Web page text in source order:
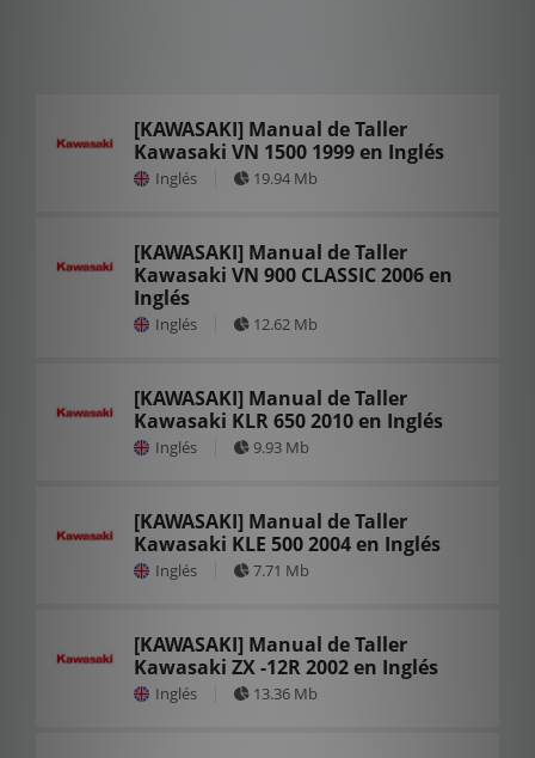
[KAWASAKI] Manual de Taller
Kawasaki VN 1500 1999 en Inglés
Inglés 19.94 Mb
[KAWASAKI] Manual de Taller
Kawasaki VN 900 CLASSIC 2006 en
Inglés
Inglés 12.62 Mb
[KAWASAKI] Manual de Taller
Kawasaki KLR 650 2010 en Inglés
Inglés 9.93 Mb
[KAWASAKI] Manual de Taller
Kawasaki KLE 500 2004 en Inglés
Inglés 7.71 Mb
[KAWASAKI] Manual de Taller
Kawasaki ZX -12R 2002 en Inglés
Inglés 13.36 Mb